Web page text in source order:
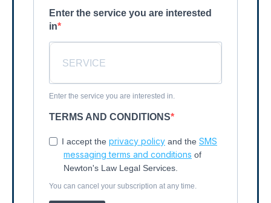
Enter the service you are interested
in
Enter the service you are interested in.
TERMS AND CONDITIONS
I accept the privacy policy and the SMS
messaging terms and conditions of
Newton's Law Legal Services.
You can cancel your subscription at any time.